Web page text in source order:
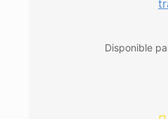
Disponible